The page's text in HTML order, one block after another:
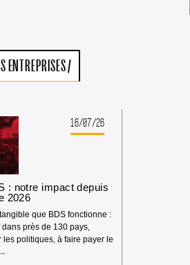
ENTREPRISES/
16/07/26
: notre impact depuis
2026
que BDS fonctionne :
près de 130 pays,
les politiques, à faire payer le